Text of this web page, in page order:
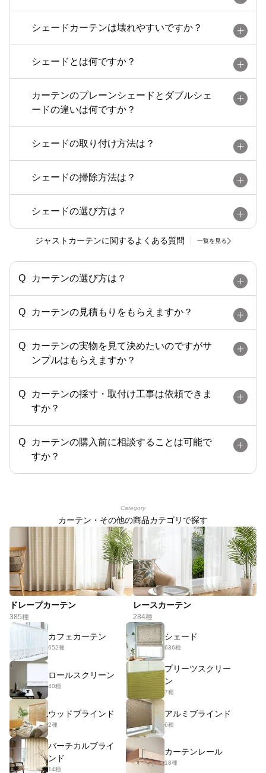
シェードカーテンは壊れやすいですか？
シェードとは何ですか？
カーテンのプレーンシェードとダブルシェ
ードの違いは何ですか？
シェードの取り付け方法は？
シェードの掃除方法は？
シェードの選び方は？
ジャストカーテンに関するよくある質問 一覧を見る
カーテンの選び方は？
カーテンの見積もりをもらえますか？
カーテンの実物を見て決めたいのですがサ
ンプルはもらえますか？
カーテンの採寸・取付け工事は依頼できま
すか？
カーテンの購入前に相談することは可能で
すか？
Category
カーテン・その他の商品カテゴリで探す
ドレープカーテン
385種
レースカーテン
284種
カフェカーテン
652種
シェード
636種
ロールスクリーン
40種
プリーツスクリー
ン
7種
ウッドブラインド
2種
アルミブラインド
6種
バーチカルブライ
ンド
14種
カーテンレール
18種